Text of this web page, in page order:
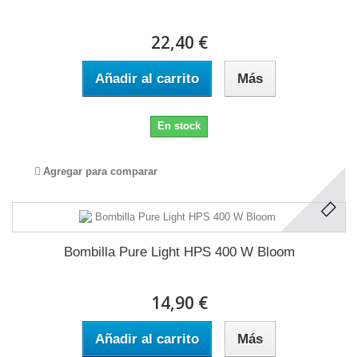
22,40 €
Añadir al carrito Más
En stock
Agregar para comparar
Bombilla Pure Light HPS 400 W Bloom
14,90 €
Añadir al carrito Más